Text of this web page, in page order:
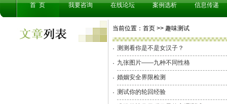
首 页 我要咨询 在线论坛 案例选析 信息传递
当前位置：首页 >> 趣味测试
· 测测看你是不是女汉子？
· 九张图片——九种不同性格
· 婚姻安全界限检测
· 测试你的轮回经验